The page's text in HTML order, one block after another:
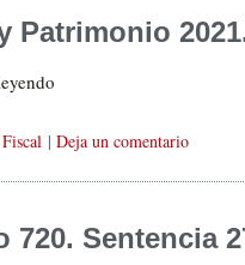
Patrimonio
Fiscal | Deja un comentario
720. Sentencia